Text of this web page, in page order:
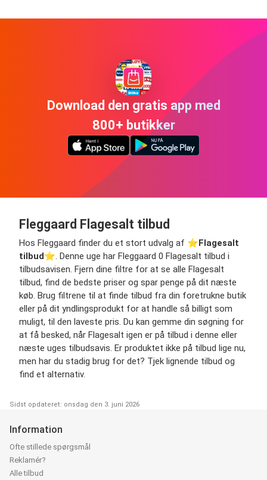
Download den gratis app med
800+ butikker
Fleggaard Flagesalt tilbud
Hos Fleggaard finder du et stort udvalg af ⭐️Flagesalt
tilbud⭐️. Denne uge har Fleggaard 0 Flagesalt tilbud i
tilbudsavisen. Fjern dine filtre for at se alle Flagesalt
tilbud, find de bedste priser og spar penge på dit næste
køb. Brug filtrene til at finde tilbud fra din foretrukne butik
eller på dit yndlingsprodukt for at handle så billigt som
muligt, til den laveste pris. Du kan gemme din søgning for
at få besked, når Flagesalt igen er på tilbud i denne eller
næste uges tilbudsavis. Er produktet ikke på tilbud lige nu,
men har du stadig brug for det? Tjek lignende tilbud og
find et alternativ.
Sidst opdateret: onsdag den 3. juni 2026
Information
Ofte stillede spørgsmål
Reklamér?
Alle tilbud